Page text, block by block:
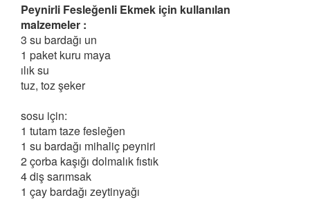
Peynirli Fesleğenli Ekmek için kullanılan
malzemeler :
3 su bardağı un
1 paket kuru maya
ılık su
tuz, toz şeker
sosu için:
1 tutam taze fesleğen
1 su bardağı mihaliç peyniri
2 çorba kaşığı dolmalık fıstık
4 diş sarımsak
1 çay bardağı zeytinyağı